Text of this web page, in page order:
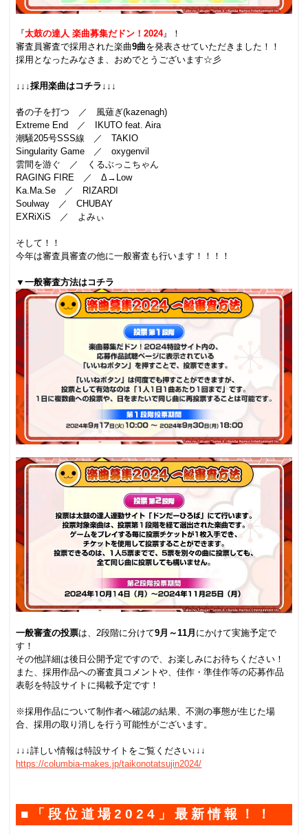
『太鼓の達人 楽曲募集だドン！2024』！
審査員審査で採用された楽曲9曲を発表させていただきました！！
採用となったみなさま、おめでとうございます☆彡
↓↓↓採用楽曲はコチラ↓↓↓
沓の子を打つ ／ 風薙ぎ(kazenagh)
Extreme End ／ IKUTO feat. Aira
潮騒205号SSS線 ／ TAKIO
Singularity Game ／ oxygenvil
雲間を游ぐ ／ くるぶっこちゃん
RAGING FIRE ／ Δ→Low
Ka.Ma.Se ／ RIZARDI
Soulway ／ CHUBAY
EXRiXiS ／ よみぃ
そして！！
今年は審査員審査の他に一般審査も行います！！！！
▼一般審査方法はコチラ
一般審査の投票は、2段階に分けて9月～11月 にかけて実施予定で
す！
その他詳細は後日公開予定ですので、お楽しみにお待ちください！
また、採用作品への審査員コメントや、佳作・準佳作等の応募作品
表彰を特設サイトに掲載予定です！
※採用作品について制作者へ確認の結果、不測の事態が生じた場
合、採用の取り消しを行う可能性がございます。
↓↓↓詳しい情報は特設サイトをご覧ください↓↓↓
https://columbia-makes.jp/taikonotatsujin2024/
■「段位道場2024」最新情報！！